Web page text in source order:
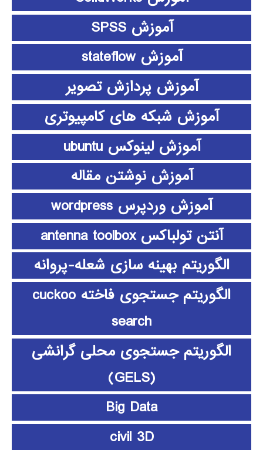
آموزش SPSS
آموزش stateflow
آموزش پردازش تصویر
آموزش شبکه های کامپیوتری
آموزش لینوکس ubuntu
آموزش نوشتن مقاله
آموزش وردپرس wordpress
آنتن تولباکس antenna toolbox
الگوریتم بهینه سازی شعله-پروانه
الگوریتم جستجوی فاخته cuckoo
search
الگوریتم جستجوی محلی گرانشی
(GELS)
Big Data
civil 3D